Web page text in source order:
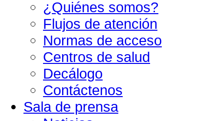
¿Quiénes somos?
Flujos de atención
Normas de acceso
Centros de salud
Decálogo
Contáctenos
Sala de prensa